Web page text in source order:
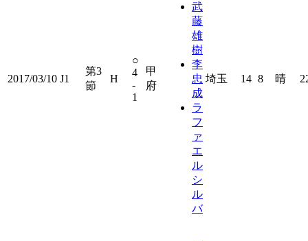
2017/03/10 J1
第3
節
H
○
4
-
1
甲
府
武
藤
雄
樹
李
忠
成
ラ
フ
ァ
エ
ル
シ
ル
バ
埼玉 14 8 晴